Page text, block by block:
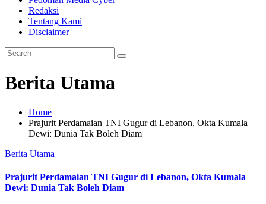
Redaksi
Tentang Kami
Disclaimer
Berita Utama
Home
Prajurit Perdamaian TNI Gugur di Lebanon, Okta Kumala
Dewi: Dunia Tak Boleh Diam
Berita Utama
Prajurit Perdamaian TNI Gugur di Lebanon, Okta Kumala
Dewi: Dunia Tak Boleh Diam